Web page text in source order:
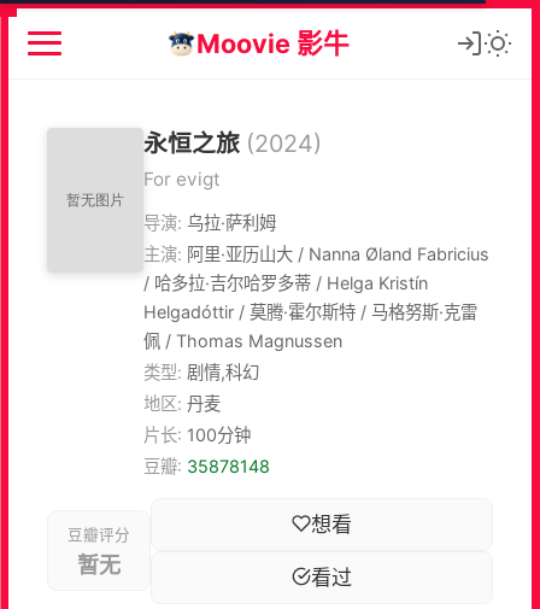
Moovie 影牛
永恒之旅 (2024)
For evigt
导演: 乌拉·萨利姆
主演: 阿里·亚历山大 / Nanna Øland Fabricius
/ 哈多拉·吉尔哈罗多蒂 / Helga Kristín
Helgadóttir / 莫腾·霍尔斯特 / 马格努斯·克雷
佩 / Thomas Magnussen
类型: 剧情,科幻
地区: 丹麦
片长: 100分钟
豆瓣: 35878148
豆瓣评分
暂无
想看
看过